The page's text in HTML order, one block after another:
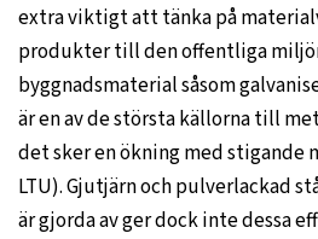
extra viktigt att tänka på
produkter till den offentliga
byggnadsmaterial såsom
är en av de största källorna till
det sker en ökning med stigande
LTU). Gjutjärn och pulverlackad
är gjorda av ger dock inte dessa